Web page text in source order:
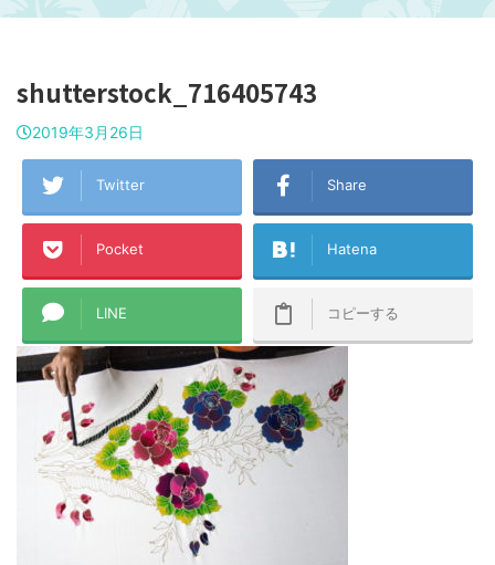
shutterstock_716405743
2019年3月26日
Twitter Share
Pocket Hatena
LINE コピーする